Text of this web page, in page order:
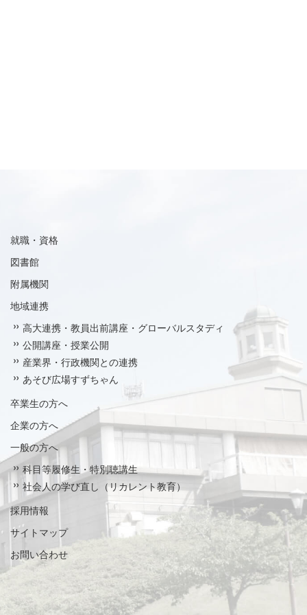
就職・資格
図書館
附属機関
地域連携
高大連携・教員出前講座・グローバルスタディ
公開講座・授業公開
産業界・行政機関との連携
あそび広場すずちゃん
卒業生の方へ
企業の方へ
一般の方へ
科目等履修生・特別聴講生
社会人の学び直し（リカレント教育）
採用情報
サイトマップ
お問い合わせ